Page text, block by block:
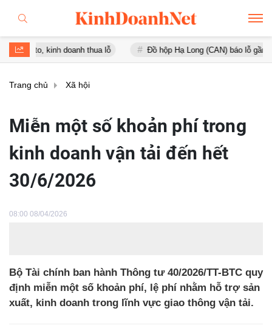
kinh doanh thua lỗ Đồ hộp Hạ Long (CAN) báo lỗ gần 16 tỷ
Trang chủ Xã hội
Miễn một số khoản phí trong
kinh doanh vận tải đến hết
30/6/2026
08:00 08/04/2026
Bộ Tài chính ban hành Thông tư 40/2026/TT-BTC quy
định miễn một số khoản phí, lệ phí nhằm hỗ trợ sản
xuất, kinh doanh trong lĩnh vực giao thông vận tải.